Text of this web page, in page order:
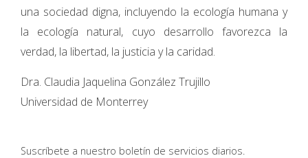
una sociedad digna, incluyendo la ecología humana y
la ecología natural, cuyo desarrollo favorezca la
verdad, la libertad, la justicia y la caridad.
Dra. Claudia Jaquelina González Trujillo
Universidad de Monterrey
Suscríbete a nuestro boletín de servicios diarios.